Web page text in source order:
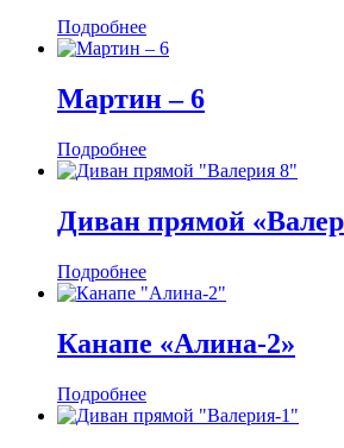
Подробнее
Мартин ‒ 6
Подробнее
Диван прямой
Подробнее
Канапе «Алина-2»
Подробнее